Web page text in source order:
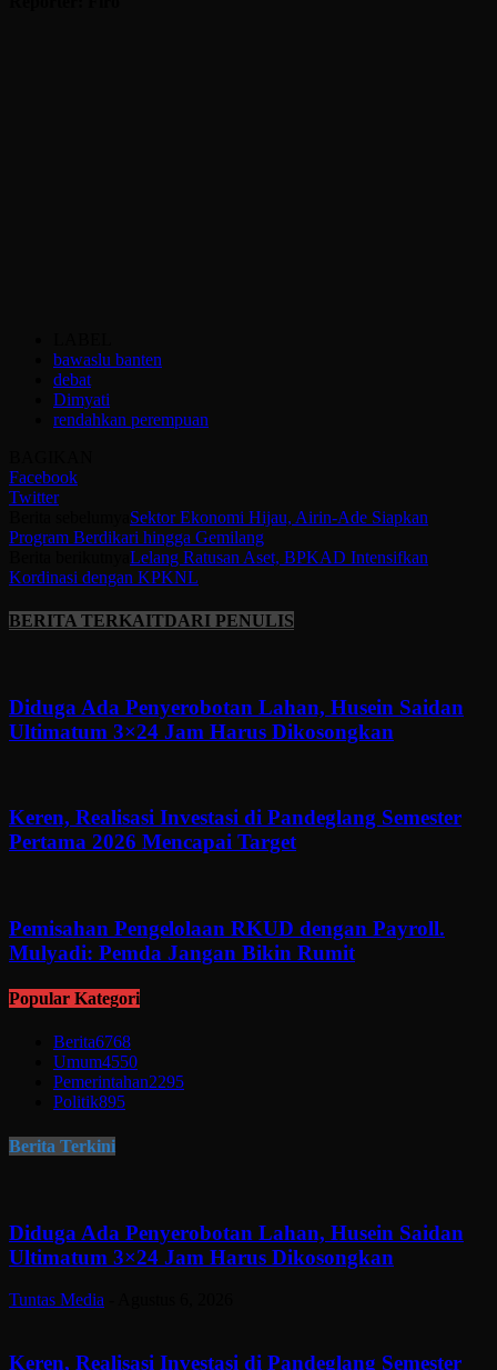
bawaslu banten
debat
Dimyati
rendahkan perempuan
Facebook
Twitter
Sektor Ekonomi Hijau, Airin-Ade Siapkan
Program Berdikari hingga Gemilang
Lelang Ratusan Aset, BPKAD Intensifkan
Kordinasi dengan KPKNL
BERITA TERKAITDARI PENULIS
Diduga Ada Penyerobotan Lahan, Husein Saidan
Ultimatum 3×24 Jam Harus Dikosongkan
Keren, Realisasi Investasi di Pandeglang Semester
Pertama 2026 Mencapai Target
Pemisahan Pengelolaan RKUD dengan Payroll.
Mulyadi: Pemda Jangan Bikin Rumit
Popular Kategori
Berita6768
Umum4550
Pemerintahan2295
Politik895
Berita Terkini
Diduga Ada Penyerobotan Lahan, Husein Saidan
Ultimatum 3×24 Jam Harus Dikosongkan
Tuntas Media
Keren, Realisasi Investasi di Pandeglang Semester